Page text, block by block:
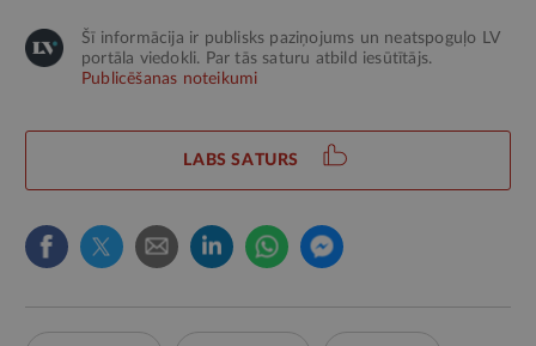
Šī informācija ir publisks paziņojums un neatspoguļo LV
portāla viedokli. Par tās saturu atbild iesūtītājs.
Publicēšanas noteikumi
LABS SATURS